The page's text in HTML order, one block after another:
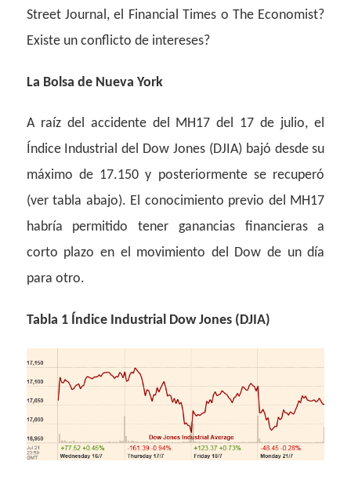
Street Journal, el Financial Times o The Economist?
Existe un conflicto de intereses?
La Bolsa de Nueva York
A raíz del accidente del MH17 del 17 de julio, el
Índice Industrial del Dow Jones (DJIA) bajó desde su
máximo de 17.150 y posteriormente se recuperó
(ver tabla abajo). El conocimiento previo del MH17
habría permitido tener ganancias financieras a
corto plazo en el movimiento del Dow de un día
para otro.
Tabla 1 Índice Industrial Dow Jones (DJIA)